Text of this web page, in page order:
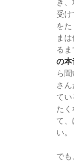
き
受け
を
ま
る
の本
ら
さ
てい
たく
て、
い。
でも